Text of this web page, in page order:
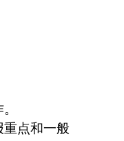
点和一般